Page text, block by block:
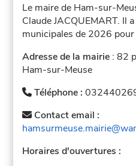
Le maire de Ham-sur-
Claude JACQUEMART. Il
municipales de 2026
Adresse de la mairie : 82
Ham-sur-Meuse
Téléphone :
Contact email :
Horaires d'ouvertures :